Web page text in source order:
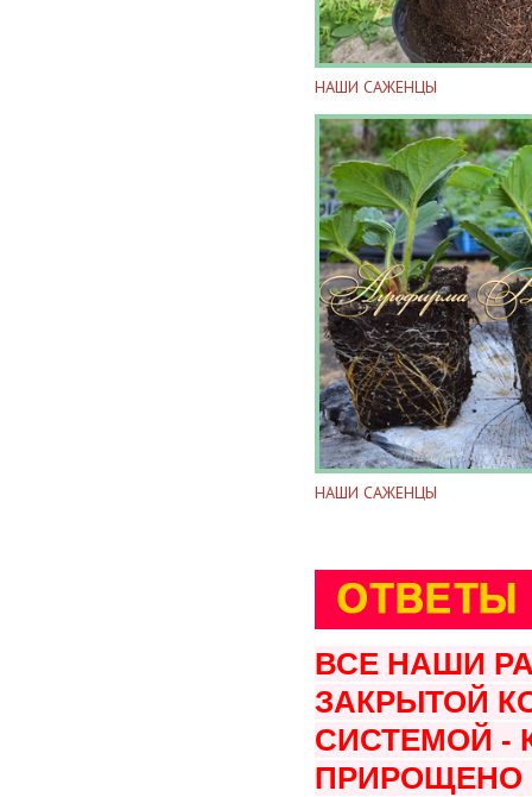
НАШИ САЖЕНЦЫ
НАШИ САЖЕНЦЫ
ВСЕ НАШИ
ЗАКРЫТОЙ
СИСТЕМОЙ -
ПРИРОЩЕНО